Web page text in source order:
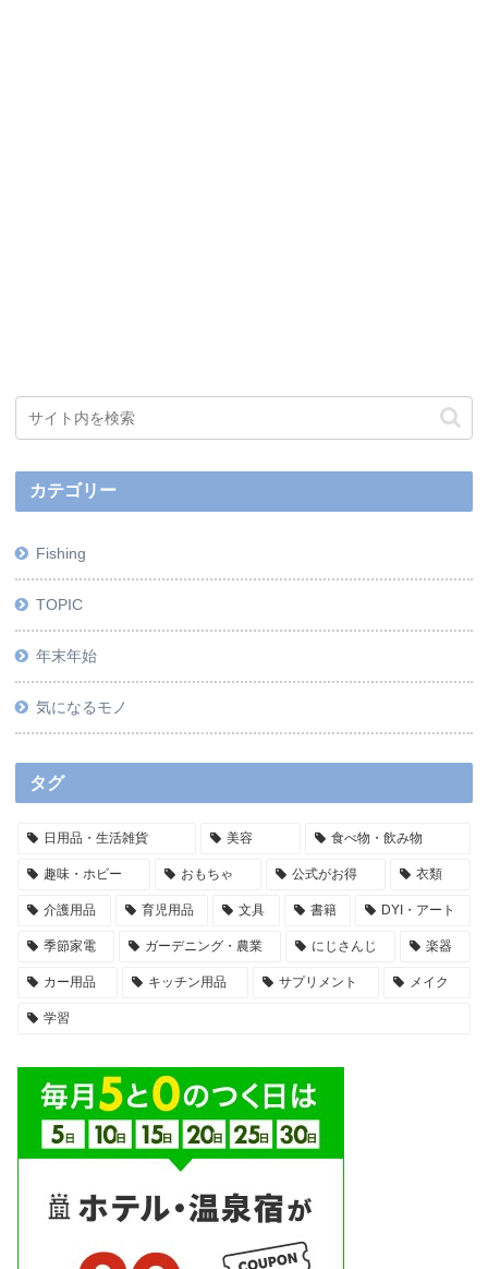
カテゴリー
Fishing
TOPIC
年末年始
気になるモノ
タグ
日用品・生活雑貨 美容 食べ物・飲み物
趣味・ホビー おもちゃ 公式がお得 衣類
介護用品 育児用品 文具 書籍 DYI・アート
季節家電 ガーデニング・農業 にじさんじ 楽器
カー用品 キッチン用品 サプリメント メイク
学習